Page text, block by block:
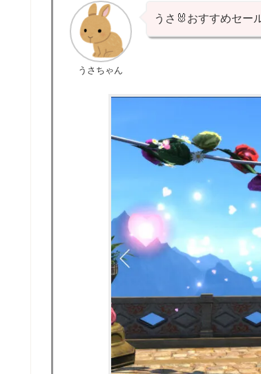
うさちゃん
うさ🐰おすすめセー